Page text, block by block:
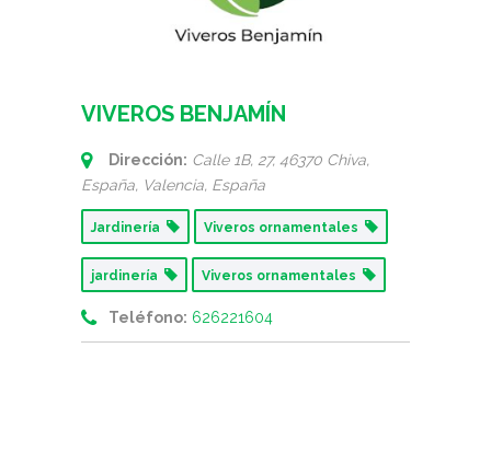
VIVEROS BENJAMÍN
Dirección: Calle 1B, 27, 46370 Chiva,
España, Valencia, España
Jardinería Viveros ornamentales
jardinería Viveros ornamentales
Teléfono: 626221604